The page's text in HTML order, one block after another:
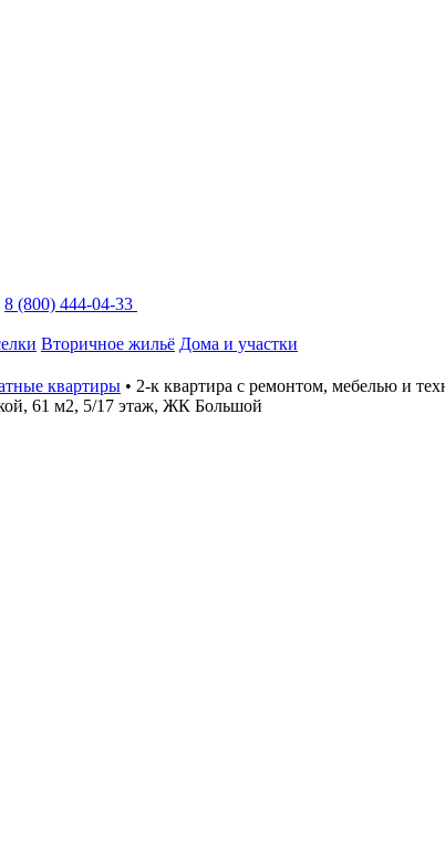
8 (800) 444-04-33
Вторичное жильё Дома и участки
квартиры • 2-к квартира с ремонтом, мебелью и
61 м2, 5/17 этаж, ЖК Большой